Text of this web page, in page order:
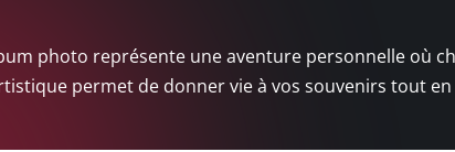
photo représente une aventure personnelle où
permet de donner vie à vos souvenirs tout